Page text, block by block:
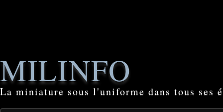
MILINFO
La miniature sous l'uniforme dans tous ses